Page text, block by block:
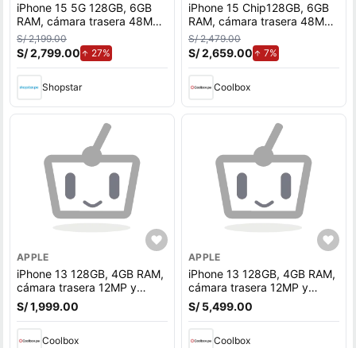
iPhone 15 5G 128GB, 6GB
RAM, cámara trasera 48MP
y frontal 12MP, 6.1"", azul
S/ 2,199.00
S/ 2,799.00 27%
Shopstar
iPhone 15 Chip128GB, 6GB
RAM, cámara trasera 48MP
y frontal 12MP, 6.1"", negro
S/ 2,479.00
S/ 2,659.00 7%de aumento.
Coolbox
APPLE
iPhone 13 128GB, 4GB RAM,
cámara trasera 12MP y
frontal 12MP, 6.1"", blanco
S/ 1,999.00
Coolbox
APPLE
iPhone 13 128GB, 4GB RAM,
cámara trasera 12MP y
frontal 12MP, 6.1"", blanco
S/ 5,499.00
Coolbox